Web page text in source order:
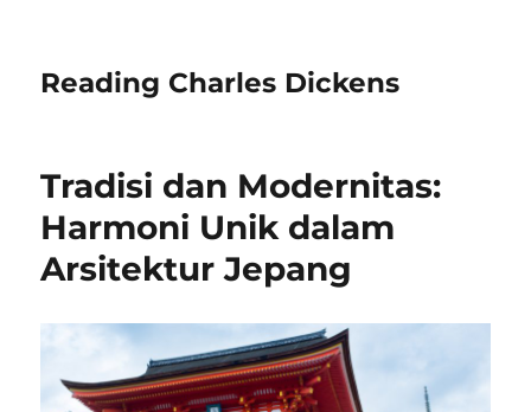
Reading Charles Dickens
Tradisi dan Modernitas:
Harmoni Unik dalam
Arsitektur Jepang